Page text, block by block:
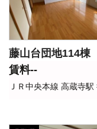
藤山台団地114
賃料--
ＪＲ中央本線 高蔵寺